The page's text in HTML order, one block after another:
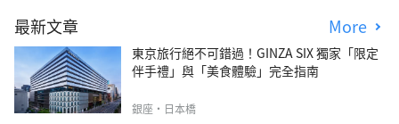
最新文章 More
東京旅行絕不可錯過！GINZA SIX 獨家「限定
伴手禮」與「美食體驗」完全指南
銀座・日本橋